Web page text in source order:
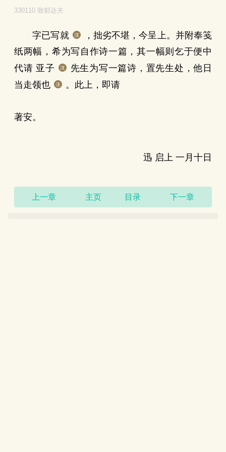
330110 致郁达夫
字已写就
，拙劣不堪，今呈上。并附奉笺
纸两幅，希为写自作诗一篇，其一幅则乞于便中
代请 亚子
先生为写一篇诗，置先生处，他日
当走领也
。此上，即请
著安。
迅 启上 一月十日
上一章 主页 目录 下一章